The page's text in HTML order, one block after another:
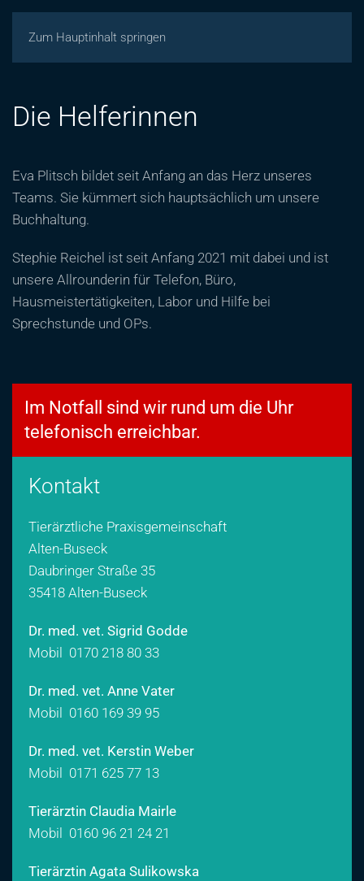
Zum Hauptinhalt springen
Die Helferinnen
Eva Plitsch bildet seit Anfang an das Herz unseres
Teams. Sie kümmert sich hauptsächlich um unsere
Buchhaltung.
Stephie Reichel ist seit Anfang 2021 mit dabei und ist
unsere Allrounderin für Telefon, Büro,
Hausmeistertätigkeiten, Labor und Hilfe bei
Sprechstunde und OPs.
Im Notfall sind wir rund um die Uhr
telefonisch erreichbar.
Kontakt
Tierärztliche Praxisgemeinschaft
Alten-Buseck
Daubringer Straße 35
35418 Alten-Buseck
Dr. med. vet. Sigrid Godde
Mobil 0170 218 80 33
Dr. med. vet. Anne Vater
Mobil 0160 169 39 95
Dr. med. vet. Kerstin Weber
Mobil 0171 625 77 13
Tierärztin Claudia Mairle
Mobil 0160 96 21 24 21
Tierärztin Agata Sulikowska